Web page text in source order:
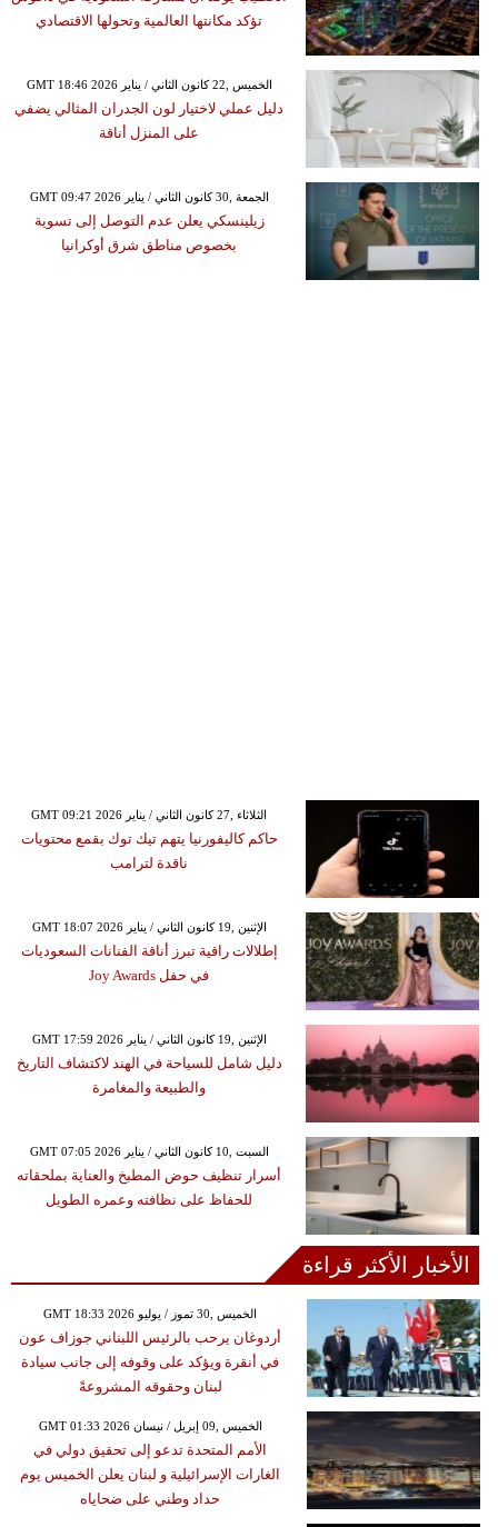
تؤكد مكانتها العالمية وتحولها الاقتصادي
GMT 18:46 2026 الخميس ,22 كانون الثاني / يناير
دليل عملي لاختيار لون الجدران المثالي يضفي
على المنزل أناقة
GMT 09:47 2026 الجمعة ,30 كانون الثاني / يناير
زيلينسكي يعلن عدم التوصل إلى تسوية
بخصوص مناطق شرق أوكرانيا
GMT 09:21 2026 الثلاثاء ,27 كانون الثاني / يناير
حاكم كاليفورنيا يتهم تيك توك بقمع محتويات
ناقدة لترامب
GMT 18:07 2026 الإثنين ,19 كانون الثاني / يناير
إطلالات راقية تبرز أناقة الفنانات السعوديات
في حفل Joy Awards
GMT 17:59 2026 الإثنين ,19 كانون الثاني / يناير
دليل شامل للسياحة في الهند لاكتشاف التاريخ
والطبيعة والمغامرة
GMT 07:05 2026 السبت ,10 كانون الثاني / يناير
أسرار تنظيف حوض المطبخ والعناية بملحقاته
للحفاظ على نظافته وعمره الطويل
الأخبار الأكثر قراءة
GMT 18:33 2026 الخميس ,30 تموز / يوليو
أردوغان يرحب بالرئيس اللبناني جوزاف عون
في أنقرة ويؤكد على وقوفه إلى جانب سيادة
لبنان وحقوقه المشروعةً
GMT 01:33 2026 الخميس ,09 إبريل / نيسان
الأمم المتحدة تدعو إلى تحقيق دولي في
الغارات الإسرائيلية و لبنان يعلن الخميس يوم
حداد وطني على ضحاياه